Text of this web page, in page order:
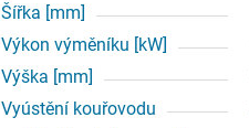
Šířka [mm]
Výkon výměníku [kW]
Výška [mm]
Vyústění kouřovodu